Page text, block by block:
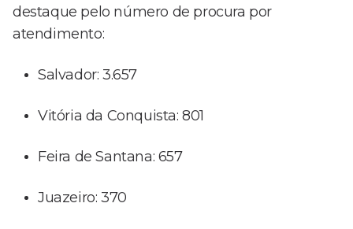
destaque pelo número de procura por
atendimento:
Salvador: 3.657
Vitória da Conquista: 801
Feira de Santana: 657
Juazeiro: 370